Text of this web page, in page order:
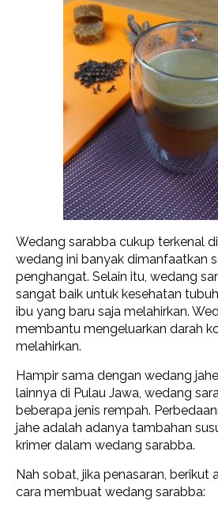
Wedang sarabba cukup terkenal di
wedang ini banyak dimanfaatkan
penghangat. Selain itu, wedang
sangat baik untuk kesehatan
ibu yang baru saja melahirkan.
membantu mengeluarkan darah
melahirkan.
Hampir sama dengan wedang
lainnya di Pulau Jawa, wedang
beberapa jenis rempah.
jahe adalah adanya tambahan
krimer dalam wedang sarabba.
Nah sobat, jika penasaran, berikut
cara membuat wedang sarabba: